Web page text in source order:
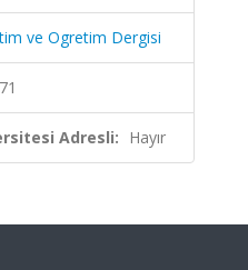
ve Ogretim Dergisi
Adresli: Hayır